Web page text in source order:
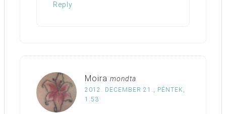
Reply
Moira mondta
2012. DECEMBER 21., PÉNTEK,
1:53